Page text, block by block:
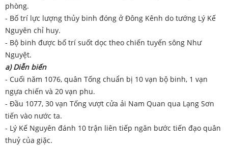
phòng.
- Bố trí lực lượng thủy binh đóng ở Đông Kênh do tướng Lý Kế
Nguyên chỉ huy.
- Bộ binh được bố trí suốt dọc theo chiến tuyến sông Như
Nguyệt.
a) Diễn biến
- Cuối năm 1076, quân Tống chuẩn bị 10 vạn bộ binh, 1 vạn
ngựa chiến và 20 vạn phu.
- Đầu 1077, 30 vạn Tống vượt cửa ải Nam Quan qua Lạng Sơn
tiến vào nước ta.
- Lý Kế Nguyên đánh 10 trận liên tiếp ngăn bước tiến đạo quân
thuỷ của giặc.